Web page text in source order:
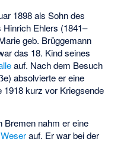
1898 als Sohn des
Hinrich Ehlers (1841–
geb. Brüggemann
das 18. Kind seines
auf. Nach dem Besuch
absolvierte er eine
1918 kurz vor Kriegsende
Bremen nahm er eine
auf. Er war bei der